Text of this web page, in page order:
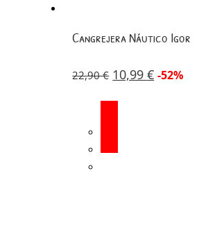
Cangrejera Náutico Igor
22,90€ 10,99€ -52%